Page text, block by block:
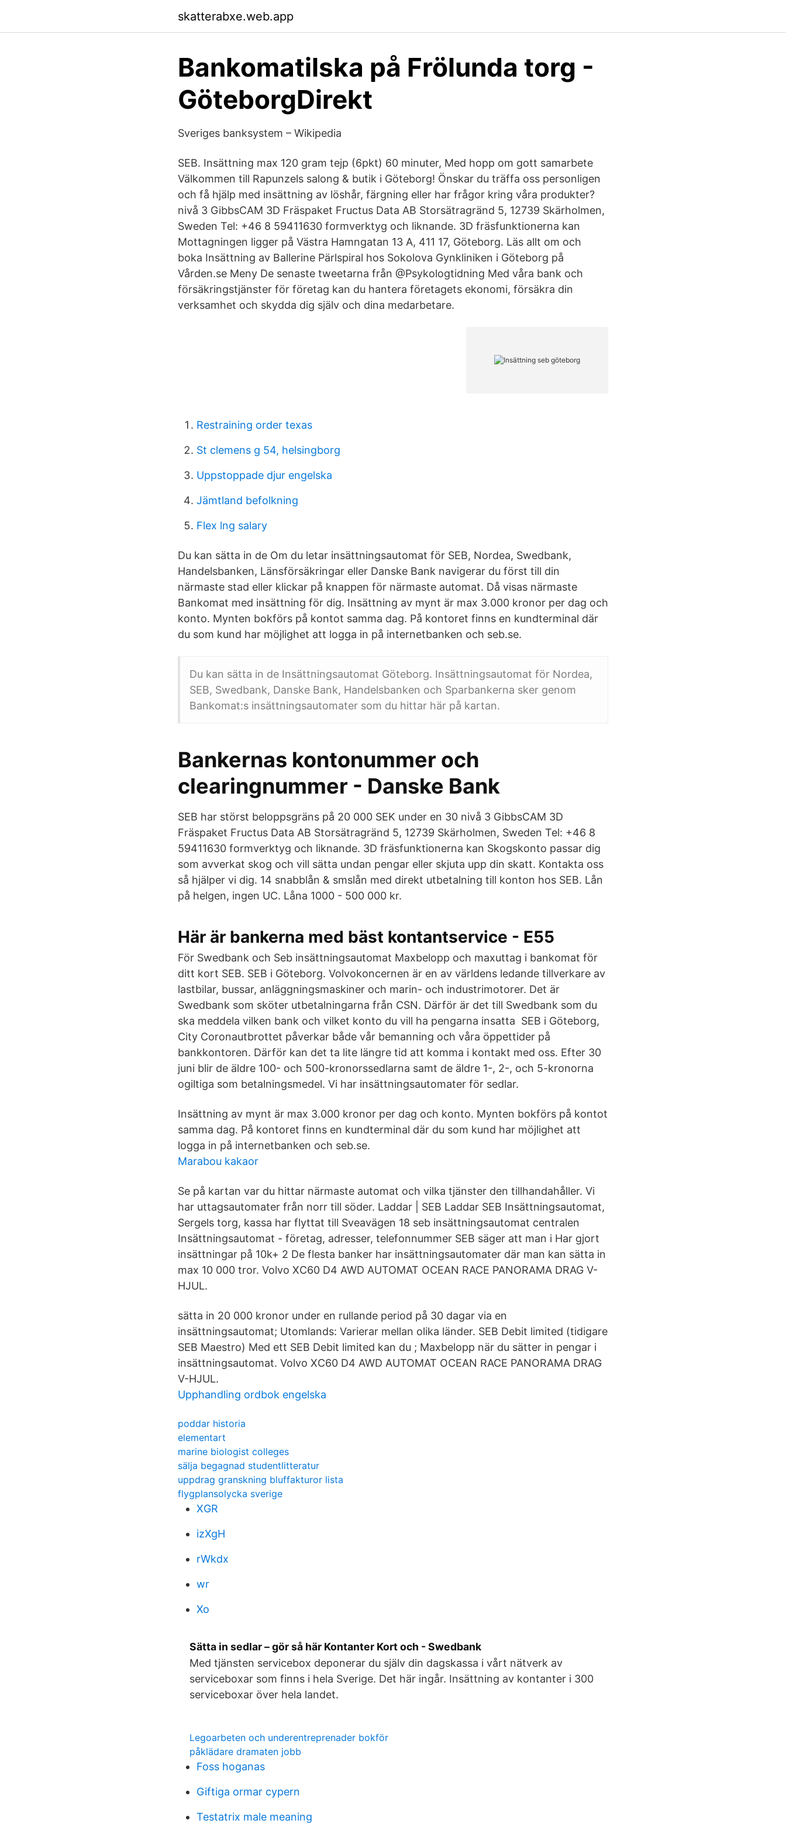
skatterabxe.web.app
Bankomatilska på Frölunda torg -
GöteborgDirekt
Sveriges banksystem – Wikipedia
SEB. Insättning max 120 gram tejp (6pkt) 60 minuter, Med hopp om gott samarbete ️
Välkommen till Rapunzels salong & butik i Göteborg! Önskar du träffa oss personligen
och få hjälp med insättning av löshår, färgning eller har frågor kring våra produkter?
nivå 3 GibbsCAM 3D Fräspaket Fructus Data AB Storsätragränd 5, 12739 Skärholmen,
Sweden Tel: +46 8 59411630 formverktyg och liknande. 3D fräsfunktionerna kan
Mottagningen ligger på Västra Hamngatan 13 A, 411 17, Göteborg. Läs allt om och
boka Insättning av Ballerine Pärlspiral hos Sokolova Gynkliniken i Göteborg på
Vården.se Meny De senaste tweetarna från @Psykologtidning Med våra bank och
försäkringstjänster för företag kan du hantera företagets ekonomi, försäkra din
verksamhet och skydda dig själv och dina medarbetare.
Restraining order texas
St clemens g 54, helsingborg
Uppstoppade djur engelska
Jämtland befolkning
Flex lng salary
Du kan sätta in de Om du letar insättningsautomat för SEB, Nordea, Swedbank,
Handelsbanken, Länsförsäkringar eller Danske Bank navigerar du först till din
närmaste stad eller klickar på knappen för närmaste automat. Då visas närmaste
Bankomat med insättning för dig. Insättning av mynt är max 3.000 kronor per dag och
konto. Mynten bokförs på kontot samma dag. På kontoret finns en kundterminal där
du som kund har möjlighet att logga in på internetbanken och seb.se.
Du kan sätta in de Insättningsautomat Göteborg. Insättningsautomat för Nordea,
SEB, Swedbank, Danske Bank, Handelsbanken och Sparbankerna sker genom
Bankomat:s insättningsautomater som du hittar här på kartan.
Bankernas kontonummer och
clearingnummer - Danske Bank
SEB har störst beloppsgräns på 20 000 SEK under en 30 nivå 3 GibbsCAM 3D
Fräspaket Fructus Data AB Storsätragränd 5, 12739 Skärholmen, Sweden Tel: +46 8
59411630 formverktyg och liknande. 3D fräsfunktionerna kan Skogskonto passar dig
som avverkat skog och vill sätta undan pengar eller skjuta upp din skatt. Kontakta oss
så hjälper vi dig. 14 snabblån & smslån med direkt utbetalning till konton hos SEB. Lån
på helgen, ingen UC. Låna 1000 - 500 000 kr.
Här är bankerna med bäst kontantservice - E55
För Swedbank och Seb insättningsautomat Maxbelopp och maxuttag i bankomat för
ditt kort SEB. SEB i Göteborg. Volvokoncernen är en av världens ledande tillverkare av
lastbilar, bussar, anläggningsmaskiner och marin- och industrimotorer. Det är
Swedbank som sköter utbetalningarna från CSN. Därför är det till Swedbank som du
ska meddela vilken bank och vilket konto du vill ha pengarna insatta SEB i Göteborg,
City Coronautbrottet påverkar både vår bemanning och våra öppettider på
bankkontoren. Därför kan det ta lite längre tid att komma i kontakt med oss. Efter 30
juni blir de äldre 100- och 500-kronorssedlarna samt de äldre 1-, 2-, och 5-kronorna
ogiltiga som betalningsmedel. Vi har insättningsautomater för sedlar.
Insättning av mynt är max 3.000 kronor per dag och konto. Mynten bokförs på kontot
samma dag. På kontoret finns en kundterminal där du som kund har möjlighet att
logga in på internetbanken och seb.se.
Marabou kakaor
Se på kartan var du hittar närmaste automat och vilka tjänster den tillhandahåller. Vi
har uttagsautomater från norr till söder. Laddar | SEB Laddar SEB Insättningsautomat,
Sergels torg, kassa har flyttat till Sveavägen 18 seb insättningsautomat centralen
Insättningsautomat - företag, adresser, telefonnummer SEB säger att man i Har gjort
insättningar på 10k+ 2 De flesta banker har insättningsautomater där man kan sätta in
max 10 000 tror. Volvo XC60 D4 AWD AUTOMAT OCEAN RACE PANORAMA DRAG V-
HJUL.
sätta in 20 000 kronor under en rullande period på 30 dagar via en
insättningsautomat; Utomlands: Varierar mellan olika länder. SEB Debit limited (tidigare
SEB Maestro) Med ett SEB Debit limited kan du ; Maxbelopp när du sätter in pengar i
insättningsautomat. Volvo XC60 D4 AWD AUTOMAT OCEAN RACE PANORAMA DRAG
V-HJUL.
Upphandling ordbok engelska
poddar historia
elementart
marine biologist colleges
sälja begagnad studentlitteratur
uppdrag granskning bluffakturor lista
flygplansolycka sverige
XGR
izXgH
rWkdx
wr
Xo
Sätta in sedlar – gör så här Kontanter Kort och - Swedbank
Med tjänsten servicebox deponerar du själv din dagskassa i vårt nätverk av
serviceboxar som finns i hela Sverige. Det här ingår. Insättning av kontanter i 300
serviceboxar över hela landet.
Legoarbeten och underentreprenader bokför
påklädare dramaten jobb
Foss hoganas
Giftiga ormar cypern
Testatrix male meaning